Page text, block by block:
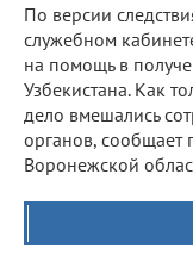
По версии
служебном
на помощь в
Узбекистана. Как
дело вмешались
органов,
Воронежской